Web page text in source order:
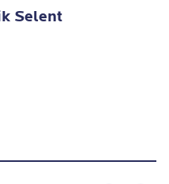
Selent